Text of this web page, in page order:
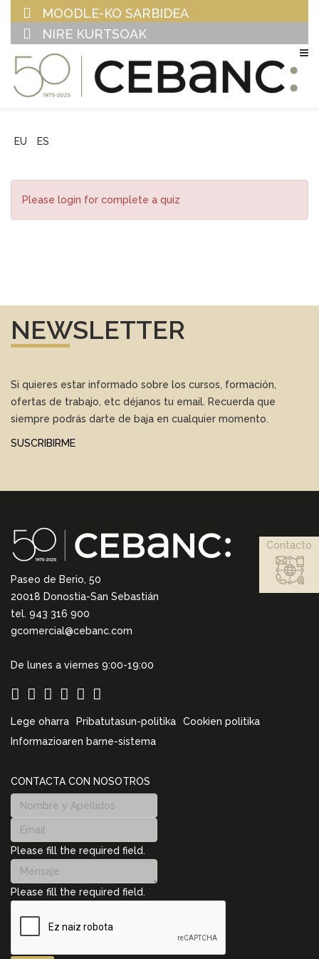
MOODLE-KO SARBIDEA
NIRE KURTSOAK
EU ES
Please login for complete a quiz
NEWSLETTER
Si quieres estar informado sobre los cursos, formación,
ofertas de trabajo, etc déjanos tu email. Recuerda que
siempre podrás darte de baja en cualquier momento.
SUSCRIBIRME
Paseo de Berio, 50
20018 Donostia-San Sebastián
tel. 943 316 900
gcomercial@cebanc.com
De lunes a viernes 9:00-19:00
Lege oharra Pribatutasun-politika
Cookien politika
Informazioaren barne-sistema
CONTACTA CON NOSOTROS
Please fill the required field.
Please fill the required field.
Contacto